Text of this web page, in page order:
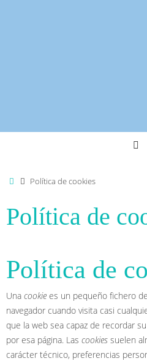
InicioPolítica de cookies
Política de
Política de
Una cookie es un pequeño fichero
navegador cuando visita casi
que la web sea capaz de recordar
por esa página. Las cookies suelen
carácter técnico, preferencias